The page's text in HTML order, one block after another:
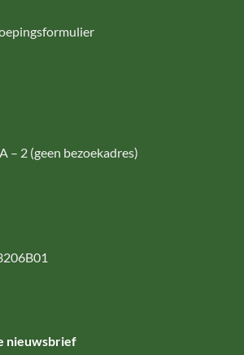
– 2 (geen bezoekadres)
nieuwsbrief